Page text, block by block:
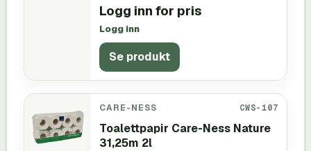
Logg inn for pris
Logg inn
Se produkt
CARE-NESS CWS-107
Toalettpapir Care-Ness Nature
31,25m 2l